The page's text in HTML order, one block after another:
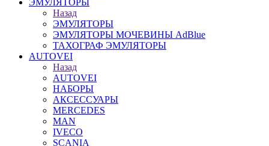
ЭМУЛЯТОРЫ
Назад
ЭМУЛЯТОРЫ
ЭМУЛЯТОРЫ МОЧЕВИНЫ АdBlue
ТАХОГРАФ ЭМУЛЯТОРЫ
AUTOVEI
Назад
AUTOVEI
НАБОРЫ
АКСЕССУАРЫ
MERCEDES
MAN
IVECO
SCANIA